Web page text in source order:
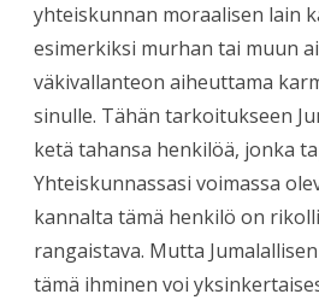
yhteiskunnan moraalisen lain
esimerkiksi murhan tai muun
väkivallanteon aiheuttama
sinulle. Tähän tarkoitukseen
ketä tahansa henkilöä, jonka
Yhteiskunnassasi voimassa
kannalta tämä henkilö on
rangaistava. Mutta
tämä ihminen voi